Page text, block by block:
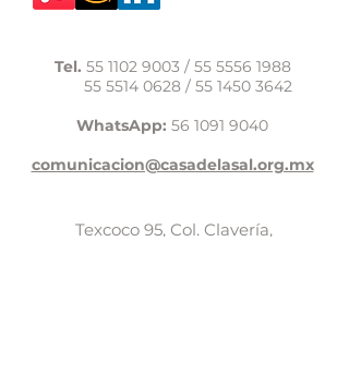
Tel. 55 1102 9003 / 55 5556 1988
55 5514 0628/ 55 1450 3642
WhatsApp: 56 1091 9040
comunicacion@casadelasal.org.mx
Texcoco 95, Col. Clavería,